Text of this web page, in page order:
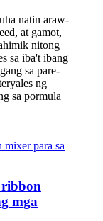
natin araw-
at gamot,
nitong
sa iba't ibang
sa pare-
ng
sa pormula
mga